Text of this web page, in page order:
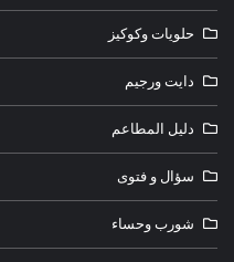
حلويات وكوكيز
دايت ورجيم
دليل المطاعم
سؤال و فتوى
شورب وحساء